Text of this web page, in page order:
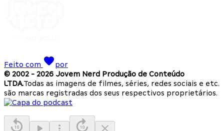
Feito com
por
© 2002 - 2026 Jovem Nerd Produção de Conteúdo
LTDA.Todas as imagens de filmes, séries, redes sociais e etc.
são marcas registradas dos seus respectivos proprietários.